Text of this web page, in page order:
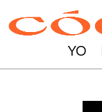
YO